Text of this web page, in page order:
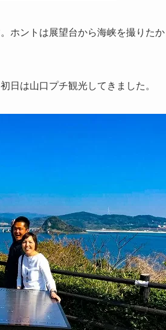
ホントは展望台から海峡を撮りた
日は山口プチ観光してきました。